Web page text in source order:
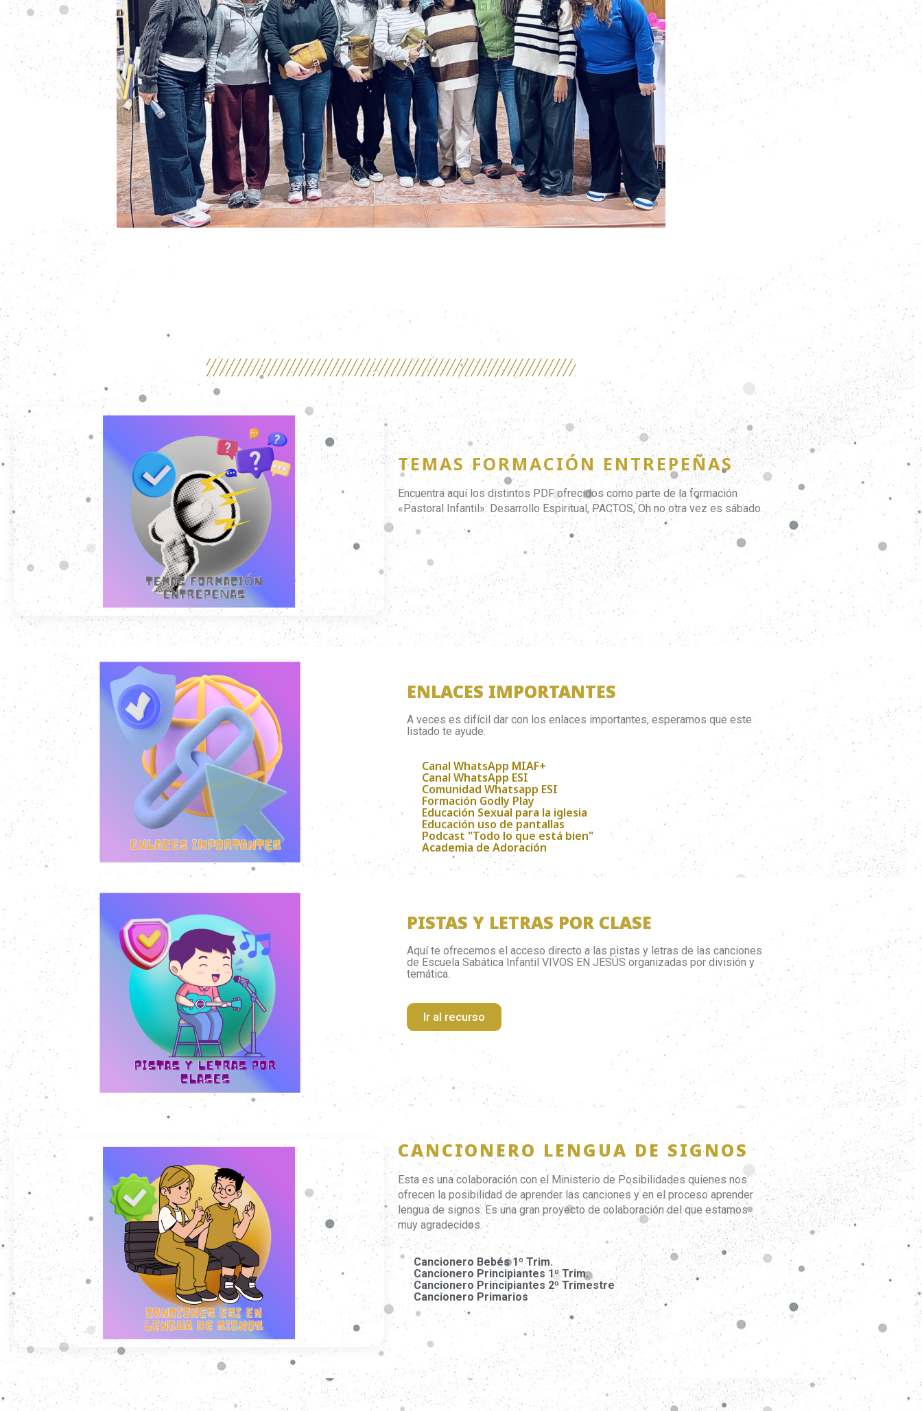
TEMAS FORMACIÓN ENTREPEÑAS
Encuentra aquí los distintos PDF ofrecidos como parte de la formación
«Pastoral Infantil»: Desarrollo Espiritual, PACTOS, Oh no otra vez es sábado.
ENLACES IMPORTANTES
A veces es difícil dar con los enlaces importantes, esperamos que este
listado te ayude:
Canal WhatsApp MIAF+
Canal WhatsApp ESI
Comunidad Whatsapp ESI
Formación Godly Play
Educación Sexual para la iglesia
Educación uso de pantallas
Podcast "Todo lo que está bien"
Academia de Adoración
PISTAS Y LETRAS POR CLASE
Aquí te ofrecemos el acceso directo a las pistas y letras de las canciones
de Escuela Sabática Infantil VIVOS EN JESÚS organizadas por división y
temática.
Ir al recurso
CANCIONERO LENGUA DE SIGNOS
Esta es una colaboración con el Ministerio de Posibilidades quienes nos
ofrecen la posibilidad de aprender las canciones y en el proceso aprender
lengua de signos. Es una gran proyecto de colaboración del que estamos
muy agradecidos.
Cancionero Bebés 1º Trim.
Cancionero Principiantes 1º Trim.
Cancionero Principiantes 2º Trimestre
Cancionero Primarios